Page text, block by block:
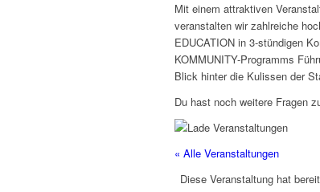
Mit einem attraktiven
veranstalten wir zahlreiche
EDUCATION in 3-stündigen
KOMMUNITY-Programms
Blick hinter die Kulissen der
Du hast noch weitere Fragen
« Alle Veranstaltungen
Diese Veranstaltung hat